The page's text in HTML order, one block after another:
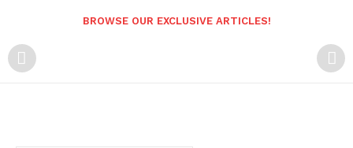
BROWSE OUR EXCLUSIVE ARTICLES!